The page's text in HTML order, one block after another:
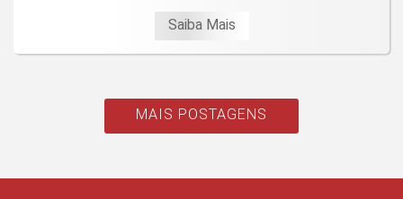
Saiba Mais
MAIS POSTAGENS